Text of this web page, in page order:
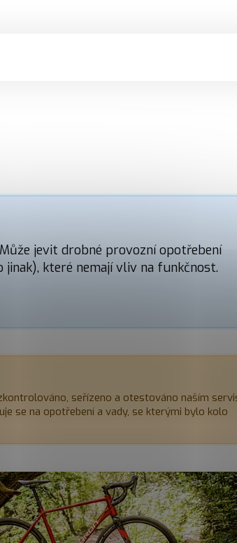
jevit drobné provozní opotřebení
jinak), které nemají vliv na funkčnost.
seřízeno a otestováno naším
se na opotřebení a vady, se kterými bylo kolo